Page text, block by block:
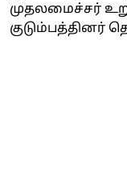
முதலமைச்சர்
குடும்பத்தினர்